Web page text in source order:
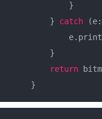
            }
        }
catch
        }
return
    }